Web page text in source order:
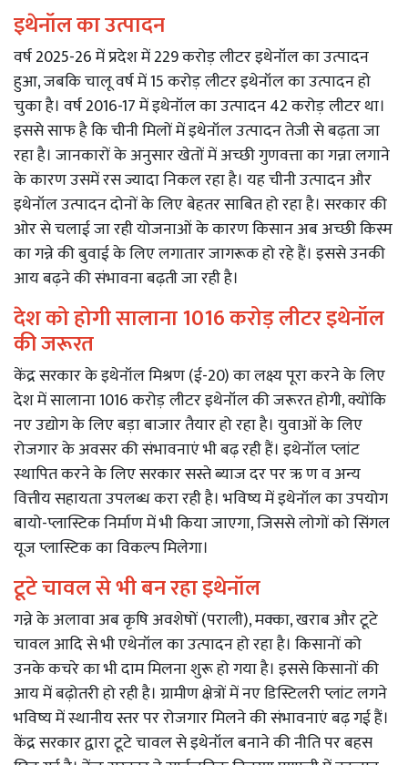
इथेनॉल का उत्पादन
वर्ष 2025-26 में प्रदेश में 229 करोड़ लीटर इथेनॉल का उत्पादन
हुआ, जबकि चालू वर्ष में 15 करोड़ लीटर इथेनॉल का उत्पादन हो
चुका है। वर्ष 2016-17 में इथेनॉल का उत्पादन 42 करोड़ लीटर था।
इससे साफ है कि चीनी मिलों में इथेनॉल उत्पादन तेजी से बढ़ता जा
रहा है। जानकारों के अनुसार खेतों में अच्छी गुणवत्ता का गन्ना लगाने
के कारण उसमें रस ज्यादा निकल रहा है। यह चीनी उत्पादन और
इथेनॉल उत्पादन दोनों के लिए बेहतर साबित हो रहा है। सरकार की
ओर से चलाई जा रही योजनाओं के कारण किसान अब अच्छी किस्म
का गन्ने की बुवाई के लिए लगातार जागरूक हो रहे हैं। इससे उनकी
आय बढ़ने की संभावना बढ़ती जा रही है।
देश को होगी सालाना 1016 करोड़ लीटर इथेनॉल
की जरूरत
केंद्र सरकार के इथेनॉल मिश्रण (ई-20) का लक्ष्य पूरा करने के लिए
देश में सालाना 1016 करोड़ लीटर इथेनॉल की जरूरत होगी, क्योंकि
नए उद्योग के लिए बड़ा बाजार तैयार हो रहा है। युवाओं के लिए
रोजगार के अवसर की संभावनाएं भी बढ़ रही हैं। इथेनॉल प्लांट
स्थापित करने के लिए सरकार सस्ते ब्याज दर पर ऋ ण व अन्य
वित्तीय सहायता उपलब्ध करा रही है। भविष्य में इथेनॉल का उपयोग
बायो-प्लास्टिक निर्माण में भी किया जाएगा, जिससे लोगों को सिंगल
यूज प्लास्टिक का विकल्प मिलेगा।
टूटे चावल से भी बन रहा इथेनॉल
गन्ने के अलावा अब कृषि अवशेषों (पराली), मक्का, खराब और टूटे
चावल आदि से भी एथेनॉल का उत्पादन हो रहा है। किसानों को
उनके कचरे का भी दाम मिलना शुरू हो गया है। इससे किसानों की
आय में बढ़ोतरी हो रही है। ग्रामीण क्षेत्रों में नए डिस्टिलरी प्लांट लगने
भविष्य में स्थानीय स्तर पर रोजगार मिलने की संभावनाएं बढ़ गई हैं।
केंद्र सरकार द्वारा टूटे चावल से इथेनॉल बनाने की नीति पर बहस